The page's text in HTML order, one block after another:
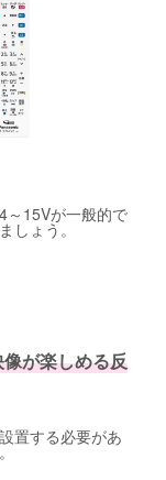
～15Vが一般的で
しょう。
が楽しめる反
置する必要があ